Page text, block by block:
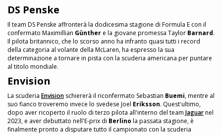
DS Penske
Il team DS Penske affronterà la dodicesima stagione di Formula E con il
confermato Maximillian Günther e la giovane promessa Taylor Barnard.
Il pilota britannico, che lo scorso anno ha infranto quasi tutti i record
della categoria al volante della McLaren, ha espresso la sua
determinazione a tornare in pista con la scuderia americana per puntare
al titolo mondiale.
Envision
La scuderia Envision schiererà il riconfermato Sebastian Buemi, mentre al
suo fianco troveremo invece lo svedese Joel Eriksson. Quest'ultimo,
dopo aver ricoperto il ruolo di terzo pilota all'interno del team Jaguarnel
2023, e aver debuttato nell'E-prix di Berlino la passata stagione, è
finalmente pronto a disputare tutto il campionato con la scuderia